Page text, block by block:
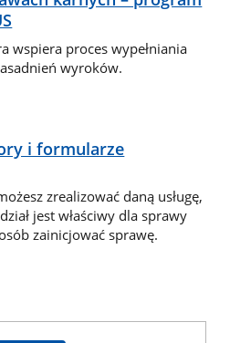
wspiera proces wypełniania
wyroków.
i formularze
zrealizować daną usługę,
jest właściwy dla sprawy
zainicjować sprawę.